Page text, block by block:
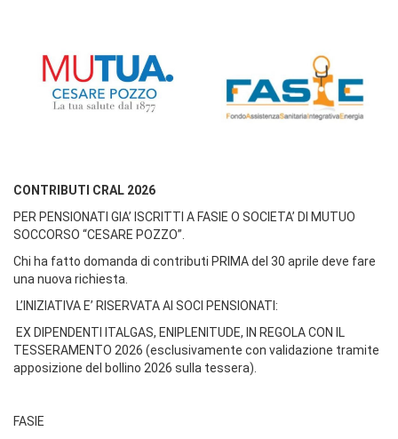
CONTRIBUTI CRAL 2026
PER PENSIONATI GIA’ ISCRITTI A FASIE O SOCIETA’ DI MUTUO
SOCCORSO “CESARE POZZO”.
Chi ha fatto domanda di contributi PRIMA del 30 aprile deve fare
una nuova richiesta.
L’INIZIATIVA E’ RISERVATA AI SOCI PENSIONATI:
EX DIPENDENTI ITALGAS, ENIPLENITUDE, IN REGOLA CON IL
TESSERAMENTO 2026 (esclusivamente con validazione tramite
apposizione del bollino 2026 sulla tessera).
FASIE